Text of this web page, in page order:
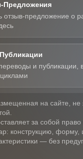
Предложения
отзыв-предложение о
и публикации,
на сайте, не
за собой право
конструкцию, форму,
— без